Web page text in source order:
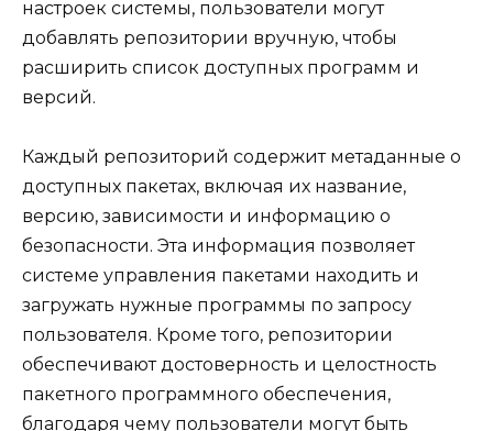
настроек системы, пользователи могут
добавлять репозитории вручную, чтобы
расширить список доступных программ и
версий.
Каждый репозиторий содержит метаданные о
доступных пакетах, включая их название,
версию, зависимости и информацию о
безопасности. Эта информация позволяет
системе управления пакетами находить и
загружать нужные программы по запросу
пользователя. Кроме того, репозитории
обеспечивают достоверность и целостность
пакетного программного обеспечения,
благодаря чему пользователи могут быть